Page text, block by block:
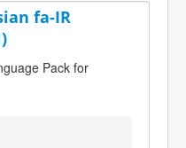
fa-IR
Pack for